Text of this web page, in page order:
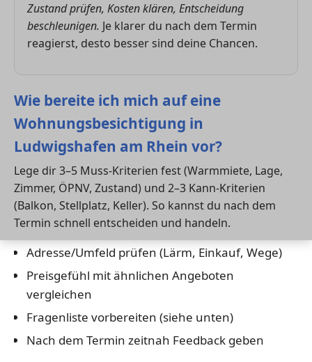
Zustand prüfen, Kosten klären, Entscheidung
beschleunigen. Je klarer du nach dem Termin
reagierst, desto besser sind deine Chancen.
Wie bereite ich mich auf eine
Wohnungsbesichtigung in
Ludwigshafen am Rhein vor?
Lege dir 3–5 Muss-Kriterien fest (Warmmiete, Lage,
Zimmer, ÖPNV, Zustand) und 2–3 Kann-Kriterien
(Balkon, Stellplatz, Keller). So kannst du nach dem
Termin schnell entscheiden und handeln.
Adresse/Umfeld prüfen (Lärm, Einkauf, Wege)
Preisgefühl mit ähnlichen Angeboten
vergleichen
Fragenliste vorbereiten (siehe unten)
Nach dem Termin zeitnah Feedback geben